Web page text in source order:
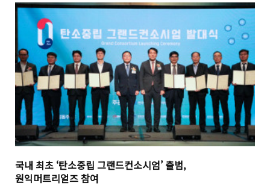
국내 최초 ‘탄소중립 그랜드컨소시엄’ 출범,
원익머트리얼즈 참여